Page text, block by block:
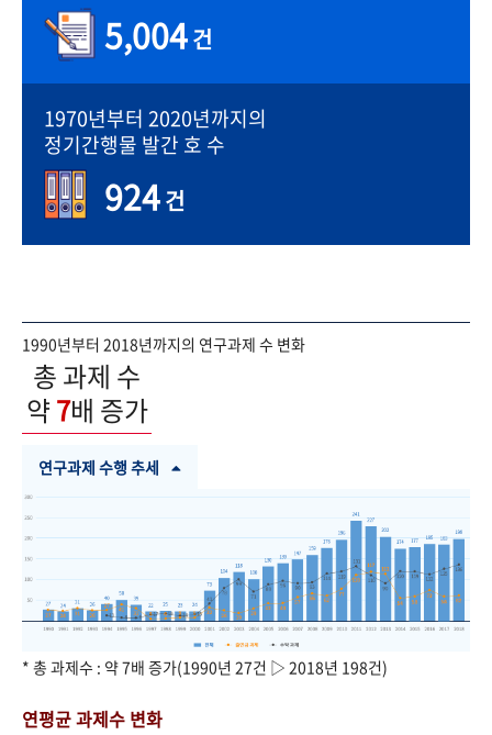
5,004건
1970년부터 2020년까지의
정기간행물 발간 호 수
924건
1990년부터 2018년까지의 연구과제 수 변화
총 과제 수
약7배 증가
연구과제 수행 추세
* 총 과제수 : 약 7배 증가(1990년 27건 ▷ 2018년 198건)
연평균 과제수 변화